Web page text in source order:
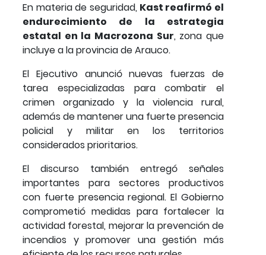
En materia de seguridad, Kast reafirmó el
endurecimiento de la estrategia
estatal en la Macrozona Sur, zona que
incluye a la provincia de Arauco.
El Ejecutivo anunció nuevas fuerzas de
tarea especializadas para combatir el
crimen organizado y la violencia rural,
además de mantener una fuerte presencia
policial y militar en los territorios
considerados prioritarios.
El discurso también entregó señales
importantes para sectores productivos
con fuerte presencia regional. El Gobierno
comprometió medidas para fortalecer la
actividad forestal, mejorar la prevención de
incendios y promover una gestión más